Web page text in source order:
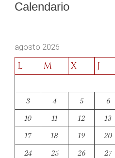
Calendario
agosto 2026
L M X J
3
4 5 6
10
11 12 13
17
18 19 20
24
25 26 27